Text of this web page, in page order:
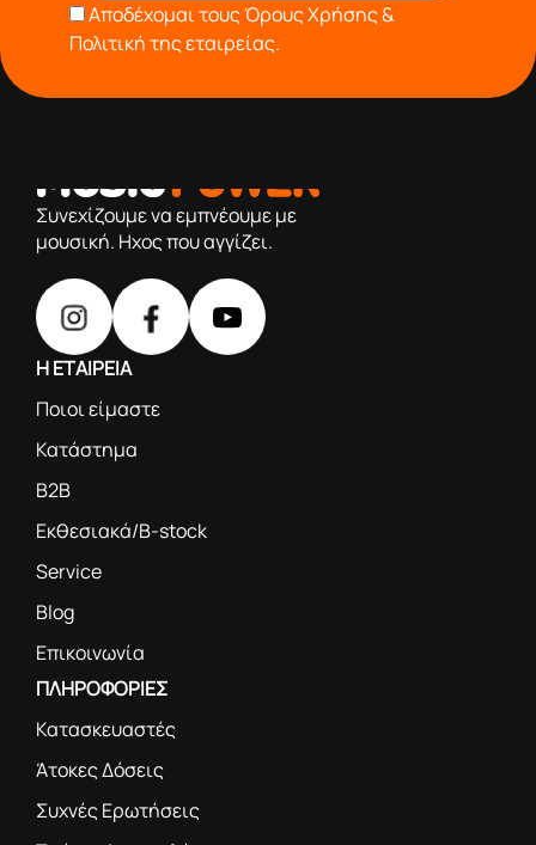
Αποδέχομαι τουςΌρους Χρήσης &
Πολιτική της εταιρείας.
Συνεχίζουμε να εμπνέουμε με
μουσική. Ηχος που αγγίζει.
Η ΕΤΑΙΡΕΙΑ
Ποιοι είμαστε
Κατάστημα
B2B
Εκθεσιακά/B-stock
Service
Blog
Επικοινωνία
ΠΛΗΡΟΦΟΡΙΕΣ
Κατασκευαστές
Άτοκες Δόσεις
Συχνές Ερωτήσεις